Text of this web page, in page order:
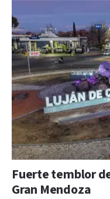
Fuerte temblor
Gran Mendoza